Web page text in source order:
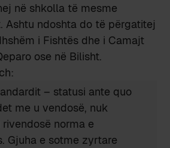
në shkolla të mesme
Ashtu ndoshta do të përgatitej
i Fishtës dhe i Camajt
ose në Bilisht.
– statusi ante quo
me u vendosë, nuk
norma e
Gjuha e sotme zyrtare